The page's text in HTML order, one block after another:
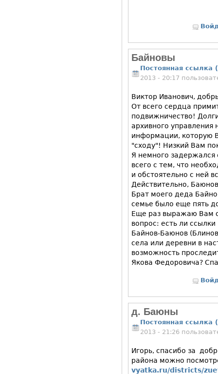
Байновы
Постоянная ссылка
2013 - 20:17
Виктор Иванович,
От всего сердца
подвижничество!
архивного управления
информации, которую
"сходу"! Низкий Вам
Я немного задержался
всего с тем, что
и обстоятельно с ней
Действительно,
Брат моего деда
семье было еще пять
Еще раз выражаю Вам
вопрос: есть ли
Байнов-Баюнов
села или деревни в
возможность
Якова Федоровича?
д. Баюны
Постоянная ссылка
2013 - 21:26
Игорь, спасибо за
района можно
vyatka.ru/districts/